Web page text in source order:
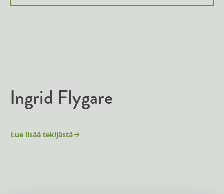
Ingrid Flygare
Lue lisää tekijästä
I